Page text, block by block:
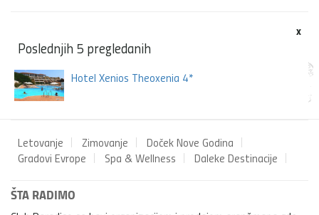
x
Poslednjih 5 pregledanih
Hotel Xenios Theoxenia 4*
Letovanje Zimovanje
Doček Nove Godina
Gradovi Evrope
Spa & Wellness Daleke Destinacije
ŠTA RADIMO